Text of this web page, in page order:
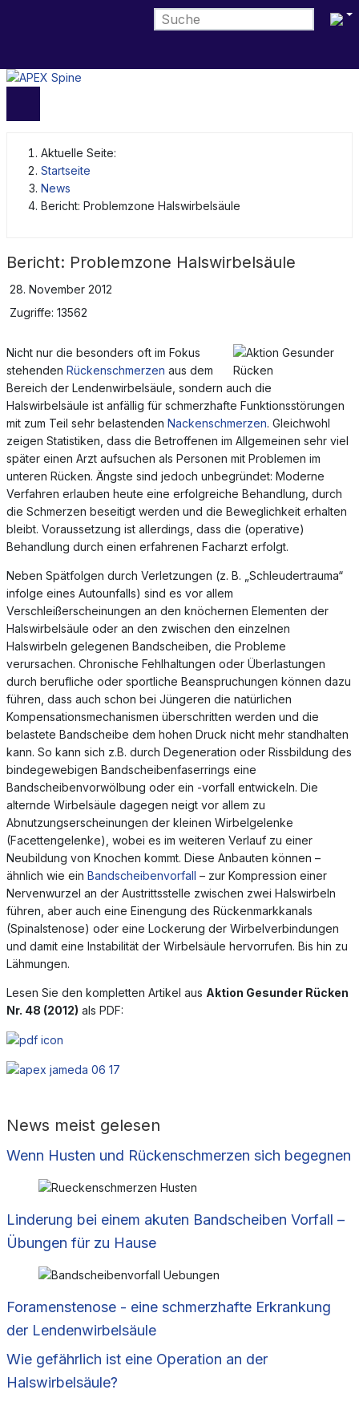
Aktuelle Seite:
Startseite
News
Bericht: Problemzone Halswirbelsäule
Bericht: Problemzone Halswirbelsäule
28. November 2012
Zugriffe: 13562
Nicht nur die besonders oft im Fokus
stehenden Rückenschmerzen aus dem
Bereich der Lendenwirbelsäule, sondern auch die
Halswirbelsäule ist anfällig für schmerzhafte Funktionsstörungen
mit zum Teil sehr belastenden Nackenschmerzen. Gleichwohl
zeigen Statistiken, dass die Betroffenen im Allgemeinen sehr viel
später einen Arzt aufsuchen als Personen mit Problemen im
unteren Rücken. Ängste sind jedoch unbegründet: Moderne
Verfahren erlauben heute eine erfolgreiche Behandlung, durch
die Schmerzen beseitigt werden und die Beweglichkeit erhalten
bleibt. Voraussetzung ist allerdings, dass die (operative)
Behandlung durch einen erfahrenen Facharzt erfolgt.
Neben Spätfolgen durch Verletzungen (z. B. „Schleudertrauma“
infolge eines Autounfalls) sind es vor allem
Verschleißerscheinungen an den knöchernen Elementen der
Halswirbelsäule oder an den zwischen den einzelnen
Halswirbeln gelegenen Bandscheiben, die Probleme
verursachen. Chronische Fehlhaltungen oder Überlastungen
durch berufliche oder sportliche Beanspruchungen können dazu
führen, dass auch schon bei Jüngeren die natürlichen
Kompensationsmechanismen überschritten werden und die
belastete Bandscheibe dem hohen Druck nicht mehr standhalten
kann. So kann sich z.B. durch Degeneration oder Rissbildung des
bindegewebigen Bandscheibenfaserrings eine
Bandscheibenvorwölbung oder ein -vorfall entwickeln. Die
alternde Wirbelsäule dagegen neigt vor allem zu
Abnutzungserscheinungen der kleinen Wirbelgelenke
(Facettengelenke), wobei es im weiteren Verlauf zu einer
Neubildung von Knochen kommt. Diese Anbauten können –
ähnlich wie ein Bandscheibenvorfall – zur Kompression einer
Nervenwurzel an der Austrittsstelle zwischen zwei Halswirbeln
führen, aber auch eine Einengung des Rückenmarkkanals
(Spinalstenose) oder eine Lockerung der Wirbelverbindungen
und damit eine Instabilität der Wirbelsäule hervorrufen. Bis hin zu
Lähmungen.
Lesen Sie den kompletten Artikel aus Aktion Gesunder Rücken
Nr. 48 (2012) als PDF:
News meist gelesen
Wenn Husten und Rückenschmerzen sich begegnen
Linderung bei einem akuten Bandscheiben Vorfall –
Übungen für zu Hause
Foramenstenose - eine schmerzhafte Erkrankung
der Lendenwirbelsäule
Wie gefährlich ist eine Operation an der
Halswirbelsäule?